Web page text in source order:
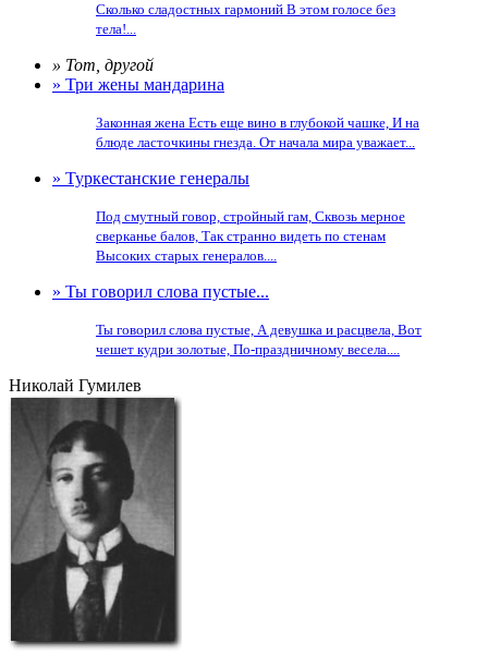
Сколько сладостных гармоний В этом голосе без
тела!...
» Тот, другой
» Три жены мандарина
Законная жена Есть еще вино в глубокой чашке, И на
блюде ласточкины гнезда. От начала мира уважает...
» Туркестанские генералы
Под смутный говор, стройный гам, Сквозь мерное
сверканье балов, Так странно видеть по стенам
Высоких старых генералов....
» Ты говорил слова пустые...
Ты говорил слова пустые, А девушка и расцвела, Вот
чешет кудри золотые, По-праздничному весела....
Николай Гумилев